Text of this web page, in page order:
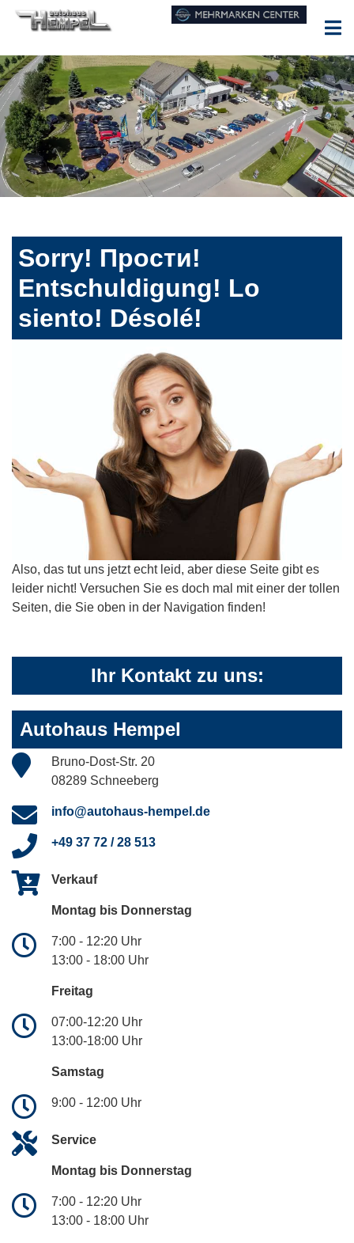
Sorry! Прости!
Entschuldigung! Lo
siento! Désolé!
Also, das tut uns jetzt echt leid, aber diese Seite gibt es
leider nicht! Versuchen Sie es doch mal mit einer der tollen
Seiten, die Sie oben in der Navigation finden!
Ihr Kontakt zu uns:
Autohaus Hempel
Bruno-Dost-Str. 20
08289 Schneeberg
info@autohaus-hempel.de
+49 37 72 / 28 513
Verkauf
Montag bis Donnerstag
7:00 - 12:20 Uhr
13:00 - 18:00 Uhr
Freitag
07:00-12:20 Uhr
13:00-18:00 Uhr
Samstag
9:00 - 12:00 Uhr
Service
Montag bis Donnerstag
7:00 - 12:20 Uhr
13:00 - 18:00 Uhr